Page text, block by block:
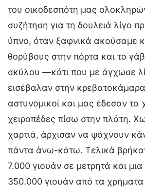
του οικοδεσπότη μας
συζήτηση για τη δουλειά λίγο
ύπνο, όταν ξαφνικά ακούσαμε
θορύβους στην πόρτα και το
σκύλου —κάτι που με άγχωσε
εισέβαλαν στην
αστυνομικοί και μας έδεσαν τα
χειροπέδες πίσω στην πλάτη.
χαρτιά, άρχισαν να ψάχνουν
πάντα άνω-κάτω. Τελικά
7.000 γιουάν σε μετρητά και μια
350.000 γιουάν από τα χρήματα